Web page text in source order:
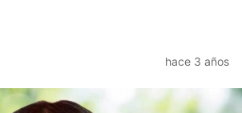
hace 3 años